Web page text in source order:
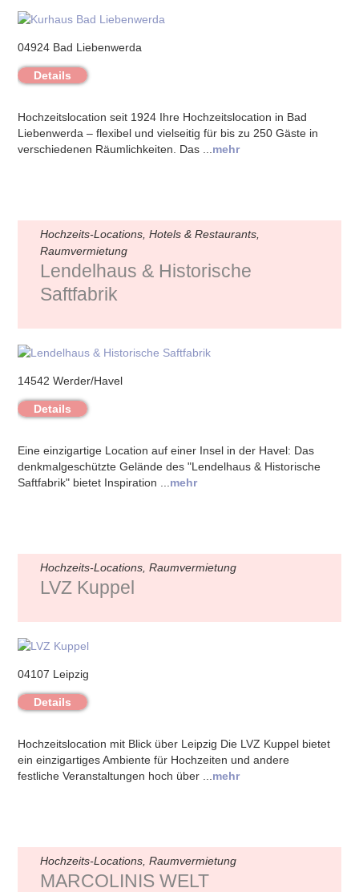
04924 Bad Liebenwerda
Details
Hochzeitslocation seit 1924 Ihre Hochzeitslocation in Bad
Liebenwerda – flexibel und vielseitig für bis zu 250 Gäste in
verschiedenen Räumlichkeiten. Das ... mehr
Hochzeits-Locations, Hotels & Restaurants,
Raumvermietung
Lendelhaus & Historische
Saftfabrik
14542 Werder/Havel
Details
Eine einzigartige Location auf einer Insel in der Havel: Das
denkmalgeschützte Gelände des "Lendelhaus & Historische
Saftfabrik" bietet Inspiration ... mehr
Hochzeits-Locations, Raumvermietung
LVZ Kuppel
04107 Leipzig
Details
Hochzeitslocation mit Blick über Leipzig Die LVZ Kuppel bietet
ein einzigartiges Ambiente für Hochzeiten und andere
festliche Veranstaltungen hoch über ... mehr
Hochzeits-Locations, Raumvermietung
MARCOLINIS WELT